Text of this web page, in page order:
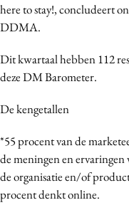
here to stay!, concludeert
DDMA.
Dit kwartaal hebben 112
deze DM Barometer.
De kengetallen
*55 procent van de
de meningen en
de organisatie en/of
procent denkt online.